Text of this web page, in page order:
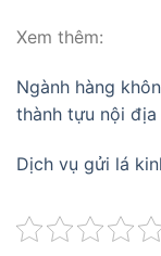
Xem thêm:
Ngành hàng
thành tựu nội địa
Dịch vụ gửi lá